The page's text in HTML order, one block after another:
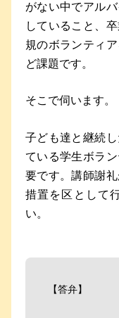
がない中でアル
していること、
規のボランティ
ど課題です。
そこで伺います。
子ども達と継続
ている学生ボラ
要です。講師謝
措置を区として
い。
【答弁】